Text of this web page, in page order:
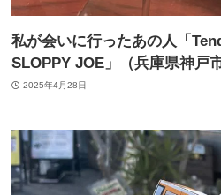
私が会いに行ったあの人「
SLOPPY JOE」（兵庫県神戸市
2025年4月28日